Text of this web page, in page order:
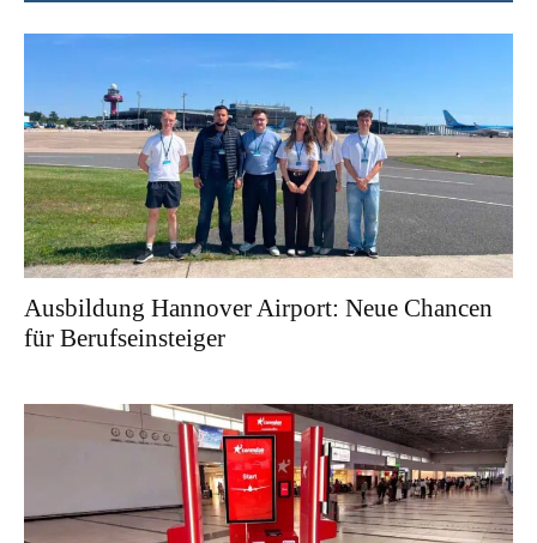
Ausbildung Hannover Airport: Neue Chancen
für Berufseinsteiger